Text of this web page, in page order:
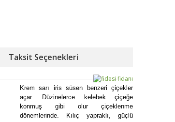
Taksit Seçenekleri
Krem sarı iris süsen benzeri çiçekler
açar. Düzinelerce kelebek çiçeğe
konmuş gibi olur çiçeklenme
dönemlerinde. Kılıç yapraklı, güçlü